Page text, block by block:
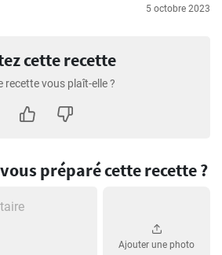
5 octobre 2023
cette recette
recette vous plaît-elle ?
préparé cette recette ?
Ajouter une photo